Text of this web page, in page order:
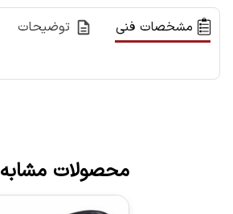
مشخصات فنی توضیحات
محصولات مشابه